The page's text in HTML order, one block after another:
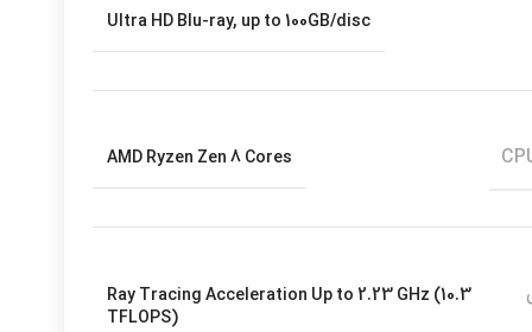
Ultra HD Blu-ray, up to 100GB/disc
AMD Ryzen Zen 8 Cores
Ray Tracing Acceleration Up to 2.23 GHz (10.3
TFLOPS)